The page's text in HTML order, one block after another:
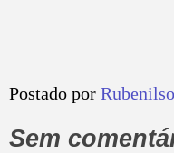
Postado por
Sem